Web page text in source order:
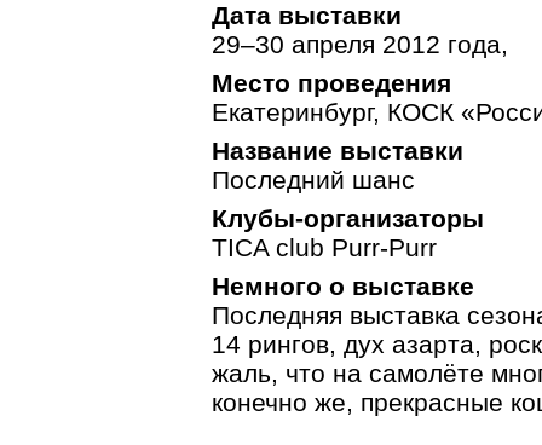
Дата выставки
29–30 апреля 2012 года,
Место проведения
Екатеринбург, КОСК
Название выставки
Последний шанс
Клубы-организаторы
TICA club Purr-Purr
Немного о выставке
Последняя выставка
14 рингов, дух азарта,
жаль, что на самолёте
конечно же, прекрасные